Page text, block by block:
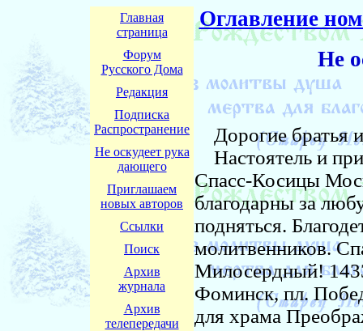
Главная
страница
Форум
Русского Дома
Редакция
Подписка
Распространение
Не оскудеет рука
дающего
Приглашаем
новых авторов
Ссылки
Поиск
Архив
журнала
Архив
телепередачи
Оглавление
Не
Дорогие братья
Настоятель и
Спасс-Косицы
благодарны за
подняться.
молитвенников.
Милосердный!
Фоминск, пл.
для храма